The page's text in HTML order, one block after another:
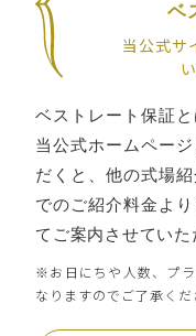
ベ
当公式サ
ベストレート保証と
当公式ホームペー
だくと、他の式場
でのご紹介料金よ
てご案内させていた
※お日にちや人数、プ
なりますのでご了承くだ